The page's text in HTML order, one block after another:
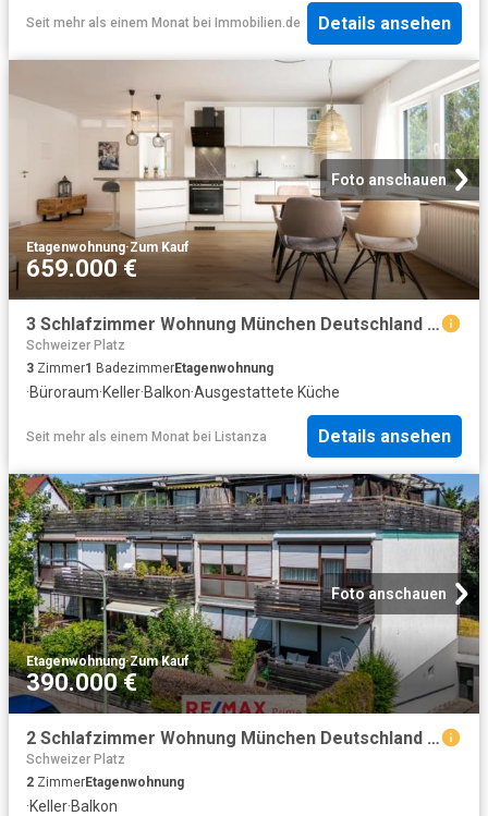
Seit mehr als einem Monat bei Immobilien.de Details ansehen
Foto anschauen
Etagenwohnung·Zum Kauf
659.000 €
3 Schlafzimmer Wohnung München Deutschland 98423490
Schweizer Platz
3 Zimmer1 BadezimmerEtagenwohnung
·Büroraum·Keller·Balkon·Ausgestattete Küche
Seit mehr als einem Monat bei Listanza Details ansehen
Foto anschauen
Etagenwohnung·Zum Kauf
390.000 €
2 Schlafzimmer Wohnung München Deutschland 94948873
Schweizer Platz
2 ZimmerEtagenwohnung
·Keller·Balkon